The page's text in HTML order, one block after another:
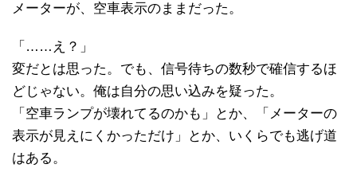
メーターが、空車表示のままだった。
「……え？」
変だとは思った。でも、信号待ちの数秒で確信するほ
どじゃない。俺は自分の思い込みを疑った。
「空車ランプが壊れてるのかも」とか、「メーターの
表示が見えにくかっただけ」とか、いくらでも逃げ道
はある。